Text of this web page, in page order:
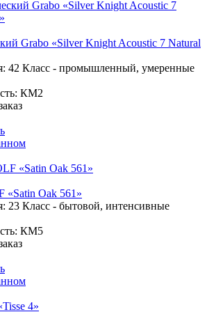
Grabo «Silver Knight Acoustic 7 Natural
42 Класс - промышленный, умеренные
КМ2
Oak 561»
23 Класс - бытовой, интенсивные
КМ5